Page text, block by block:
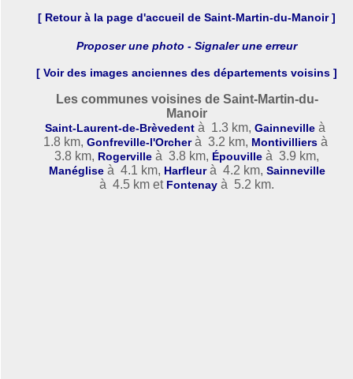
[ Retour à la page d'accueil de Saint-Martin-du-Manoir ]
Proposer une photo - Signaler une erreur
[ Voir des images anciennes des départements voisins ]
Les communes voisines de Saint-Martin-du-
Manoir
Saint-Laurent-de-Brèvedent à 1.3 km,Gainneville à
1.8 km, Gonfreville-l'Orcherà 3.2 km, Montivilliers à
3.8 km, Rogerville à 3.8 km, Épouville à 3.9 km,
Manéglise à 4.1 km, Harfleurà 4.2 km, Sainneville
à 4.5 km et Fontenay à 5.2 km.